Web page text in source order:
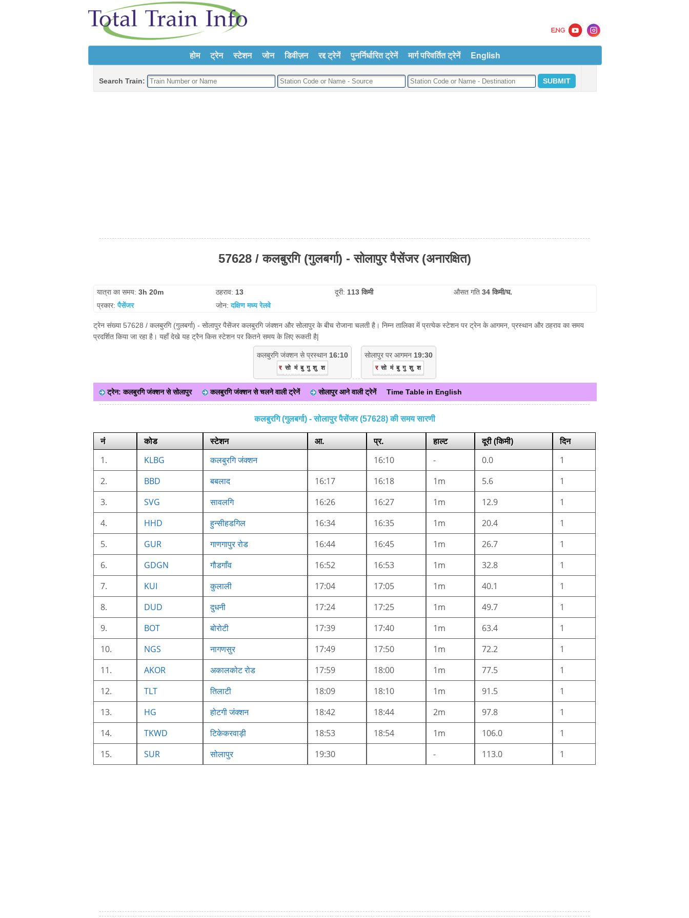
होम ट्रेन स्टेशन जोन डिवीज़न रद्द ट्रेनें पुनर्निर्धारित ट्रेनें मार्ग परिवर्तित ट्रेनें English
Search Train:
57628 / कलबुरगि (गुलबर्गा) - सोलापुर पैसेंजर (अनारक्षित)
यात्रा का समय: 3h 20m ठहराव: 13 दूरी: 113 किमी औसत गति 34 किमी/घ.
प्रकार:पैसेंजर जोन:दक्षिण मध्य रेलवे
ट्रेन संख्या 57628 / कलबुरगि (गुलबर्गा) - सोलापुर पैसेंजर कलबुरगि जंक्शन और सोलापुर के बीच रोजाना चलती है। निम्न तालिका में प्रत्येक स्टेशन पर ट्रेन के आगमन, प्रस्थान और ठहराव का समय
प्रदर्शित किया जा रहा है। यहाँ देखे यह ट्रैन किस स्टेशन पर कितने समय के लिए रूकती है|
कलबुरगि जंक्शन से प्रस्थान 16:10
र सो मं बु गु शु श
सोलापुर पर आगमन 19:30
र सो मं बु गु शु श
ट्रेन: कलबुरगि जंक्शन से सोलापुर कलबुरगि जंक्शन से चलने वाली ट्रेनें सोलापुर आने वाली ट्रेनें Time Table in English
कलबुरगि (गुलबर्गा) - सोलापुर पैसेंजर (57628) की समय सारणी
नं कोड स्टेशन आ. प्र. हाल्ट दूरी (किमी)
दिन
1.
KLBG कलबुरगि जंक्शन 16:10 - 0.0
1
2.
BBD बबलाद 16:17 16:18 1m 5.6
1
3.
SVG सावलगि 16:26 16:27 1m 12.9
1
4.
HHD हुन्सीहडगिल 16:34 16:35 1m 20.4
1
5.
GUR गाणगापुर रोड 16:44 16:45 1m 26.7
1
6.
GDGN गौडगाँव 16:52 16:53 1m 32.8
1
7.
KUI कुलाली 17:04 17:05 1m 40.1
1
8.
DUD दुधनी 17:24 17:25 1m 49.7
1
9.
BOT बोरोटी 17:39 17:40 1m 63.4
1
10.
NGS नागणसुर 17:49 17:50 1m 72.2
1
11.
AKOR अकालकोट रोड 17:59 18:00 1m 77.5
1
12.
TLT तिलाटी 18:09 18:10 1m 91.5
1
13.
HG होटगी जंक्शन 18:42 18:44 2m 97.8
1
14.
TKWD टिकेकरवाड़ी 18:53 18:54 1m 106.0
1
15.
SUR सोलापुर 19:30 - 113.0 1